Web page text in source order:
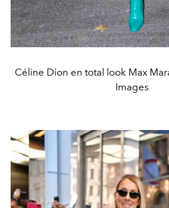
Céline Dion en total look Max
Images